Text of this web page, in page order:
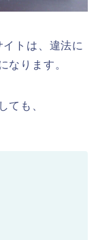
トは、違法に
なります。
ても、